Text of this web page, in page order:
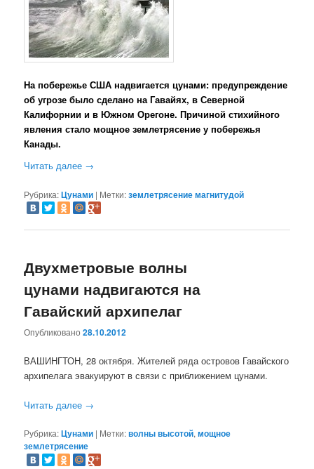
На побережье США надвигается цунами: предупреждение
об угрозе было сделано на Гавайях, в Северной
Калифорнии и в Южном Орегоне. Причиной стихийного
явления стало мощное землетрясение у побережья
Канады.
Читать далее →
Рубрика:Цунами | Метки:землетрясение магнитудой
Двухметровые волны
цунами надвигаются на
Гавайский архипелаг
Опубликовано28.10.2012
ВАШИНГТОН, 28 октября. Жителей ряда островов Гавайского
архипелага эвакуируют в связи с приближением цунами.
Читать далее →
Рубрика:Цунами | Метки:волны высотой,мощное
землетрясение